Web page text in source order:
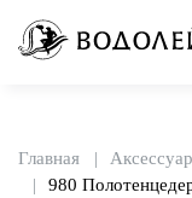
Главная
980